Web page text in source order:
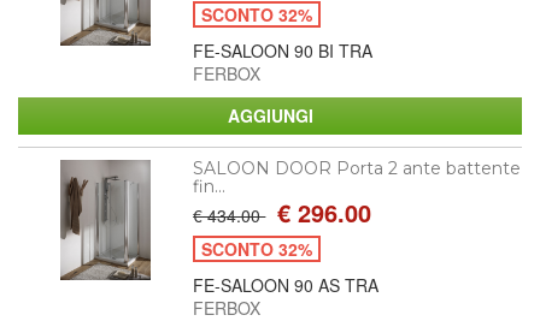
SCONTO 32%
FE-SALOON 90 BI TRA
FERBOX
SALOON DOOR Porta 2 ante battente
fin...
€ 434.00 € 296.00
SCONTO 32%
FE-SALOON 90 AS TRA
FERBOX